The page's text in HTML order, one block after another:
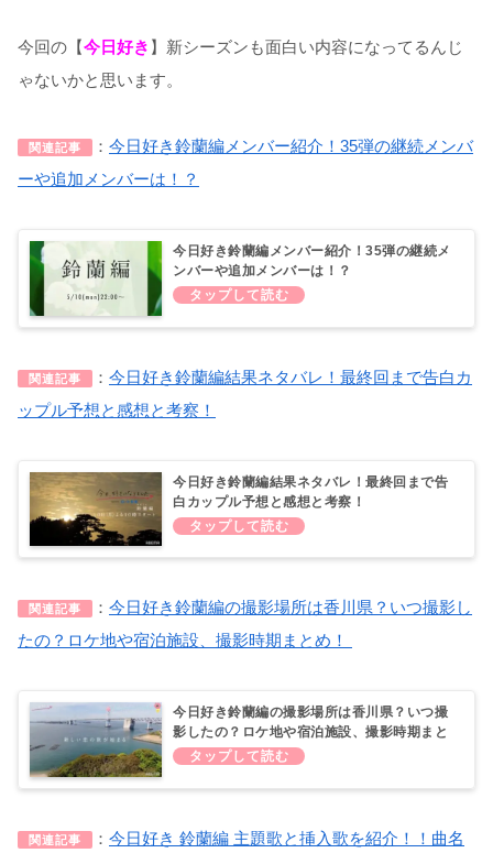
今回の【今日好き 】新シーズンも面白い内容になってるんじ
ゃないかと思います。
関連記事 ： 今日好き鈴蘭編メンバー紹介！35弾の継続メンバ
ーや追加メンバーは！？
今日好き鈴蘭編メンバー紹介！35弾の継続メ
ンバーや追加メンバーは！？
関連記事 ： 今日好き鈴蘭編結果ネタバレ！最終回まで告白カ
ップル予想と感想と考察！
今日好き鈴蘭編結果ネタバレ！最終回まで告
白カップル予想と感想と考察！
関連記事 ： 今日好き鈴蘭編の撮影場所は香川県？いつ撮影し
たの？ロケ地や宿泊施設、撮影時期まとめ！
今日好き鈴蘭編の撮影場所は香川県？いつ撮
影したの？ロケ地や宿泊施設、撮影時期まと
め！
関連記事 ： 今日好き 鈴蘭編 主題歌と挿入歌を紹介！！曲名